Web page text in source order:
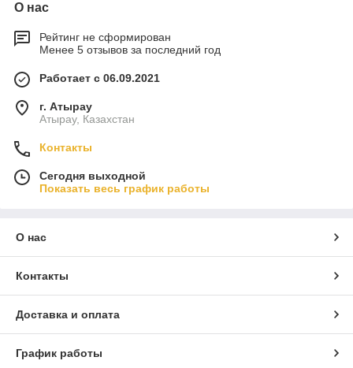
О нас
Рейтинг не сформирован
Менее 5 отзывов за последний год
Работает с 06.09.2021
г. Атырау
Атырау, Казахстан
Контакты
Сегодня выходной
Показать весь график работы
О нас
Контакты
Доставка и оплата
График работы